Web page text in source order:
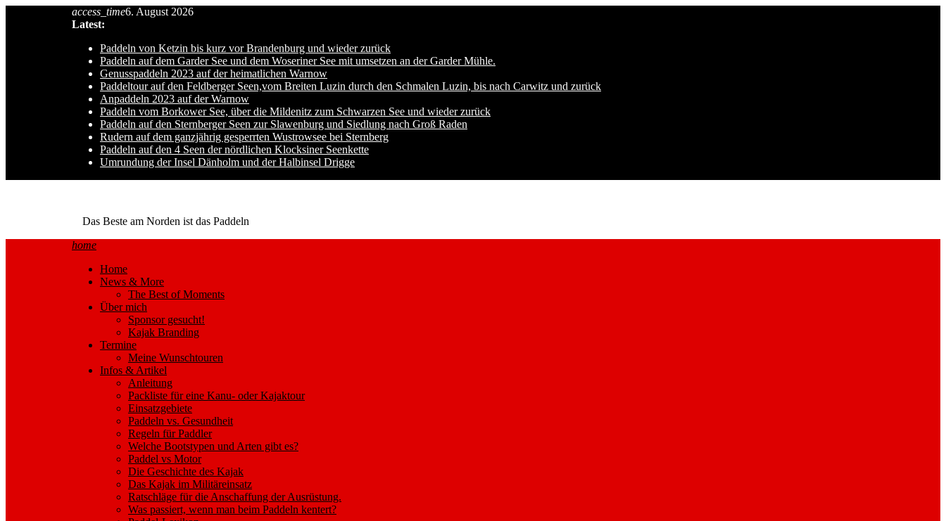
access_time6. August 2026
Latest:
Paddeln von Ketzin bis kurz vor Brandenburg und wieder zurück
Paddeln auf dem Garder See und dem Woseriner See mit umsetzen an der Garder Mühle.
Genusspaddeln 2023 auf der heimatlichen Warnow
Paddeltour auf den Feldberger Seen,vom Breiten Luzin durch den Schmalen Luzin, bis nach Carwitz und zurück
Anpaddeln 2023 auf der Warnow
Paddeln vom Borkower See, über die Mildenitz zum Schwarzen See und wieder zurück
Paddeln auf den Sternberger Seen zur Slawenburg und Siedlung nach Groß Raden
Rudern auf dem ganzjährig gesperrten Wustrowsee bei Sternberg
Paddeln auf den 4 Seen der nördlichen Klocksiner Seenkette
Umrundung der Insel Dänholm und der Halbinsel Drigge
Das Beste am Norden ist das Paddeln
home
Home
News & More
The Best of Moments
Über mich
Sponsor gesucht!
Kajak Branding
Termine
Meine Wunschtouren
Infos & Artikel
Anleitung
Packliste für eine Kanu- oder Kajaktour
Einsatzgebiete
Paddeln vs. Gesundheit
Regeln für Paddler
Welche Bootstypen und Arten gibt es?
Paddel vs Motor
Die Geschichte des Kajak
Das Kajak im Militäreinsatz
Ratschläge für die Anschaffung der Ausrüstung.
Was passiert, wenn man beim Paddeln kentert?